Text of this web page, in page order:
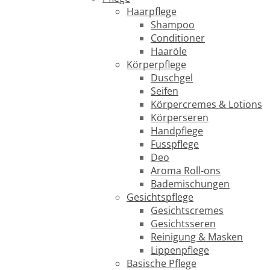
Haarpflege
Shampoo
Conditioner
Haaröle
Körperpflege
Duschgel
Seifen
Körpercremes & Lotions
Körperseren
Handpflege
Fusspflege
Deo
Aroma Roll-ons
Bademischungen
Gesichtspflege
Gesichtscremes
Gesichtsseren
Reinigung & Masken
Lippenpflege
Basische Pflege